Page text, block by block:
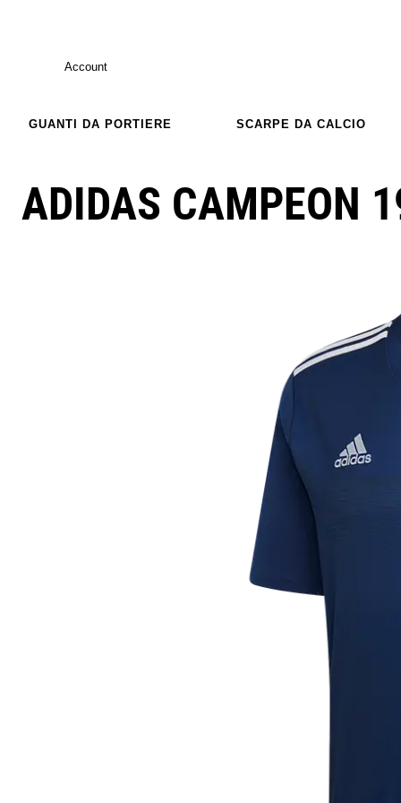
Account
GUANTI DA PORTIERE SCARPE DA CALCIO
ADIDAS CAMPEON